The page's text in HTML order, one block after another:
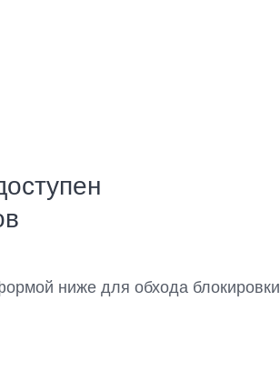
ниже для обхода блокировки